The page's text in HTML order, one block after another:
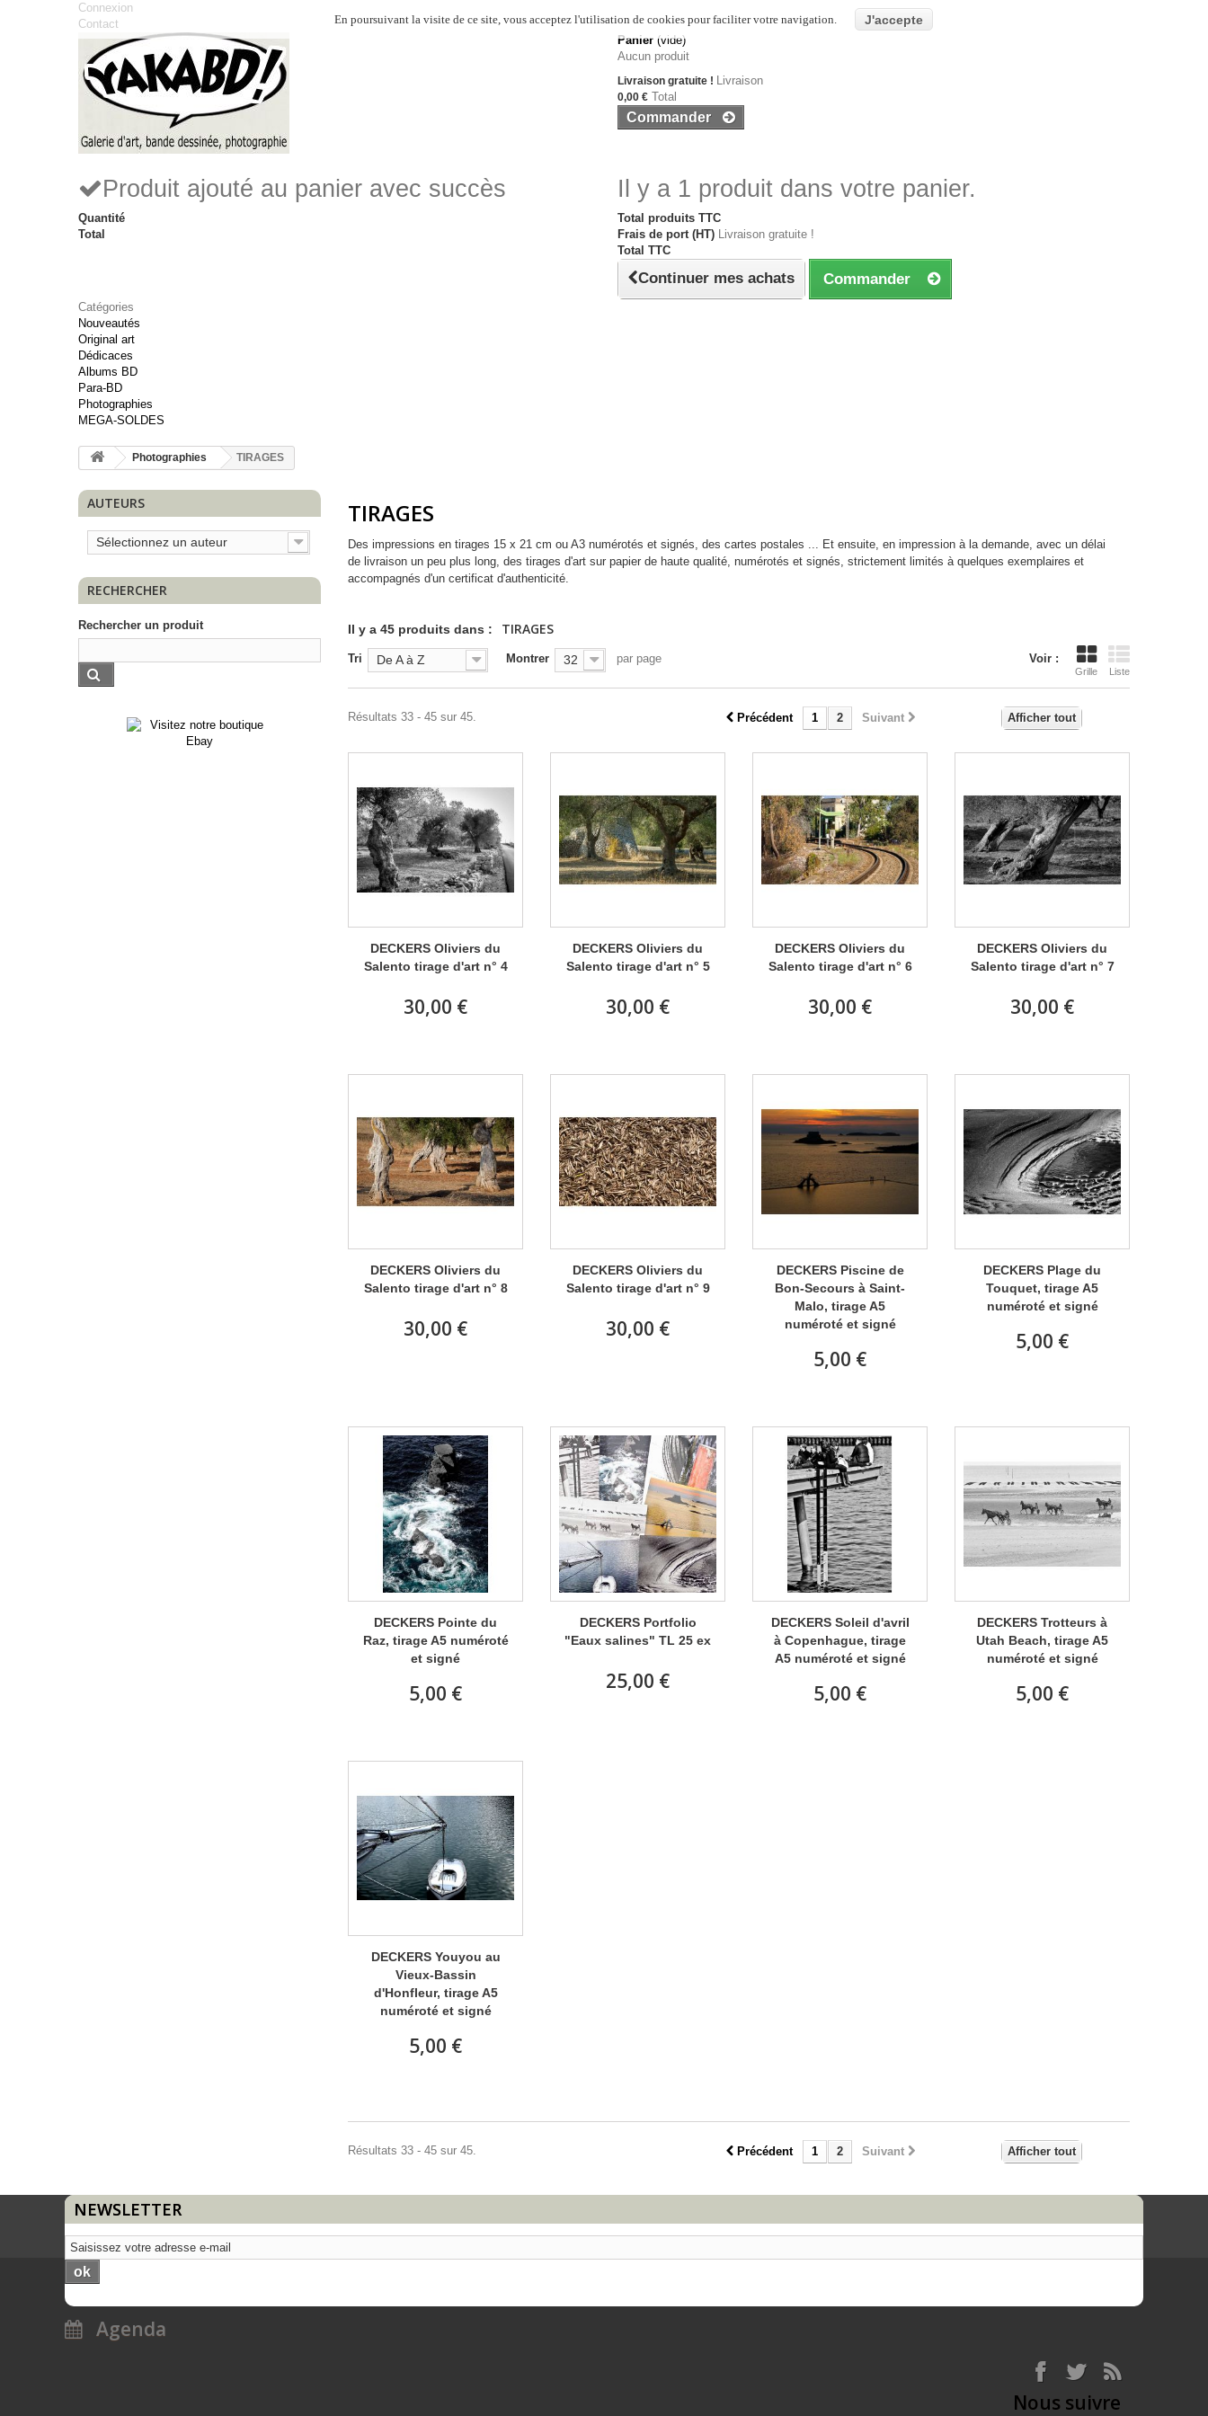
Connexion
Contact
Panier (vide)
Aucun produit
Livraison gratuite ! Livraison
0,00 € Total
Commander
Produit ajouté au panier avec succès
Quantité
Total
Il y a 1 produit dans votre panier.
Total produits TTC
Frais de port (HT) Livraison gratuite !
Total TTC
Continuer mes achats Commander
Catégories
Nouveautés
Original art
Dédicaces
Albums BD
Para-BD
Photographies
MEGA-SOLDES
Photographies TIRAGES
AUTEURS
Sélectionnez un auteur
RECHERCHER
Rechercher un produit
TIRAGES
Des impressions en tirages 15 x 21 cm ou A3 numérotés et signés, des cartes postales ... Et ensuite, en impression à la demande, avec un délai
de livraison un peu plus long, des tirages d'art sur papier de haute qualité, numérotés et signés, strictement limités à quelques exemplaires et
accompagnés d'un certificat d'authenticité.
TIRAGES
Il y a 45 produits dans :
Voir :
Grille Liste
Tri De A à Z Montrer 32 par page
Afficher tout
Précédent 1 2 Suivant
Résultats 33 - 45 sur 45.
DECKERS Oliviers du
Salento tirage d'art n° 4
30,00 €
DECKERS Oliviers du
Salento tirage d'art n° 5
30,00 €
DECKERS Oliviers du
Salento tirage d'art n° 6
30,00 €
DECKERS Oliviers du
Salento tirage d'art n° 7
30,00 €
DECKERS Oliviers du
Salento tirage d'art n° 8
30,00 €
DECKERS Oliviers du
Salento tirage d'art n° 9
30,00 €
DECKERS Piscine de
Bon-Secours à Saint-
Malo, tirage A5
numéroté et signé
5,00 €
DECKERS Plage du
Touquet, tirage A5
numéroté et signé
5,00 €
DECKERS Pointe du
Raz, tirage A5 numéroté
et signé
5,00 €
DECKERS Portfolio
"Eaux salines" TL 25 ex
25,00 €
DECKERS Soleil d'avril
à Copenhague, tirage
A5 numéroté et signé
5,00 €
DECKERS Trotteurs à
Utah Beach, tirage A5
numéroté et signé
5,00 €
DECKERS Youyou au
Vieux-Bassin
d'Honfleur, tirage A5
numéroté et signé
5,00 €
Afficher tout
Précédent 1 2 Suivant
Résultats 33 - 45 sur 45.
NEWSLETTER
ok
Agenda
Nous suivre
En poursuivant la visite de ce site, vous acceptez l'utilisation de cookies pour faciliter votre navigation. J'accepte